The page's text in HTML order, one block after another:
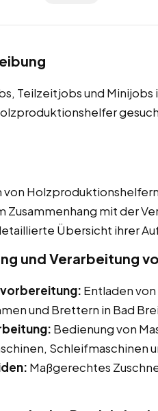
Teilzeitjobs und Minijobs
von
Zusammenhang mit der
Übersicht ihrer
und Verarbeitung
Entladen
und Brettern in Bad
Bedienung von
Schleifmaschinen
Maßgerechtes